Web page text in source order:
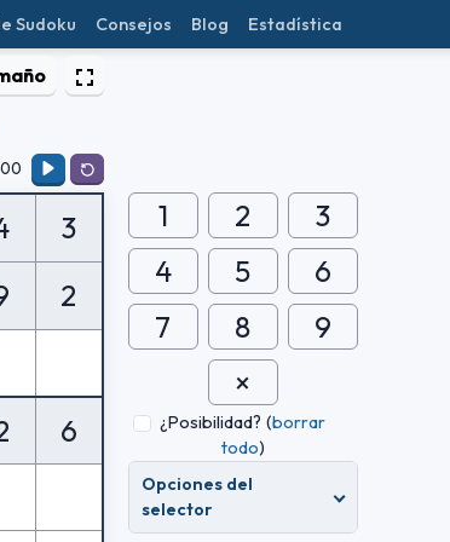
Sudoku Consejos Blog Estadística
3
2
6
1 2
3
4
5
6
7
8 9
¿Posibilidad? (borrar
todo)
Opciones del
selector